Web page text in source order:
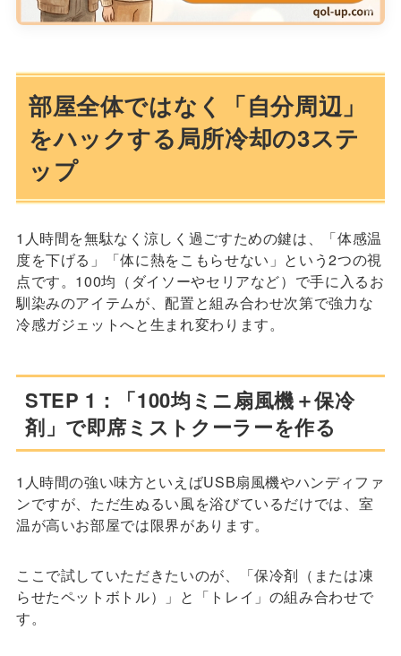
部屋全体ではなく「自分周辺」
をハックする局所冷却の3ステ
ップ
1人時間を無駄なく涼しく過ごすための鍵は、「体感温
度を下げる」「体に熱をこもらせない」という2つの視
点です。100均（ダイソーやセリアなど）で手に入るお
馴染みのアイテムが、配置と組み合わせ次第で強力な
冷感ガジェットへと生まれ変わります。
STEP 1：「100均ミニ扇風機＋保冷
剤」で即席ミストクーラーを作る
1人時間の強い味方といえばUSB扇風機やハンディファ
ンですが、ただ生ぬるい風を浴びているだけでは、室
温が高いお部屋では限界があります。
ここで試していただきたいのが、「保冷剤（または凍
らせたペットボトル）」と「トレイ」の組み合わせで
す。